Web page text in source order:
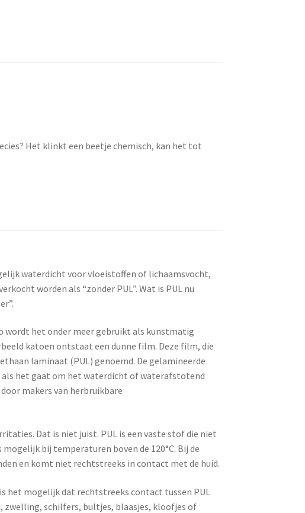
Het klinkt een beetje chemisch, kan het tot
waterdicht voor vloeistoffen of lichaamsvocht,
worden als “zonder PUL”. Wat is PUL nu
wordt het onder meer gebruikt als kunstmatig
katoen ontstaat een dunne film. Deze film, die
laminaat (PUL) genoemd. De gelamineerde
als het gaat om het waterdicht of waterafstotend
makers van herbruikbare
Dat is niet juist. PUL is een vaste stof die niet
bij temperaturen boven de 120°C. Bij de
en komt niet rechtstreeks in contact met de huid.
het mogelijk dat rechtstreeks contact tussen PUL
zwelling, schilfers, bultjes, blaasjes, kloofjes of